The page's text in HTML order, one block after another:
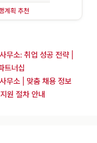
계획 추천
무소: 취업 성공 전략 |
트너십
무소 | 맞춤 채용 정보
원 절차 안내